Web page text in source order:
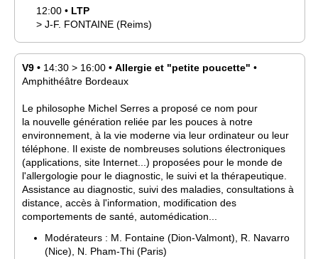
12:00 • LTP
> J-F. FONTAINE (Reims)
V9 • 14:30 > 16:00 • Allergie et "petite poucette" •
Amphithéâtre Bordeaux
Le philosophe Michel Serres a proposé ce nom pour
la nouvelle génération reliée par les pouces à notre
environnement, à la vie moderne via leur ordinateur ou leur
téléphone. Il existe de nombreuses solutions électroniques
(applications, site Internet...) proposées pour le monde de
l'allergologie pour le diagnostic, le suivi et la thérapeutique.
Assistance au diagnostic, suivi des maladies, consultations à
distance, accès à l'information, modification des
comportements de santé, automédication...
Modérateurs : M. Fontaine (Dion-Valmont) R.
Navarro
(Nice)
N. Pham-Thi (Paris)